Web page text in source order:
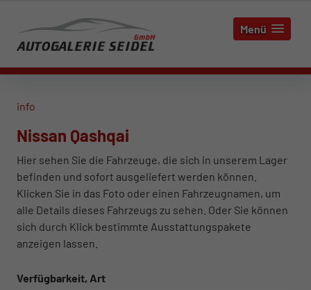
Menü
info
Nissan Qashqai
Hier sehen Sie die Fahrzeuge, die sich in unserem Lager
befinden und sofort ausgeliefert werden können.
Klicken Sie in das Foto oder einen Fahrzeugnamen, um
alle Details dieses Fahrzeugs zu sehen. Oder Sie können
sich durch Klick bestimmte Ausstattungspakete
anzeigen lassen.
Verfügbarkeit, Art